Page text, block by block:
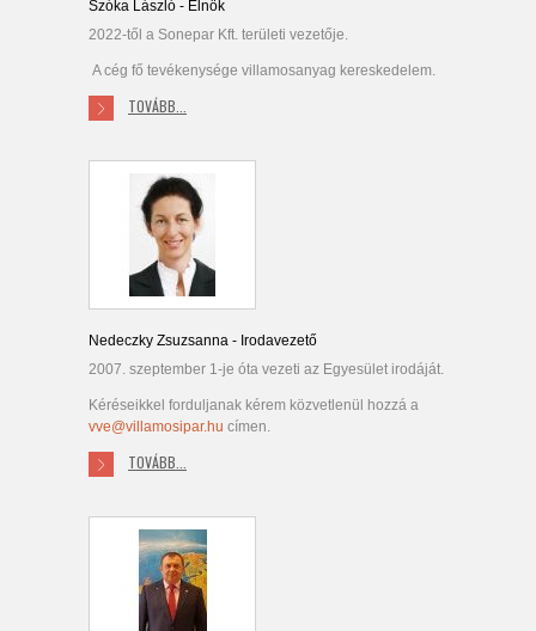
Szóka László - Elnök
2022-től a Sonepar Kft. területi vezetője.
A cég fő tevékenysége villamosanyag kereskedelem.
TOVÁBB...
Nedeczky Zsuzsanna - Irodavezető
2007. szeptember 1-je óta vezeti az Egyesület irodáját.
Kéréseikkel forduljanak kérem közvetlenül hozzá a
vve@villamosipar.hu címen.
TOVÁBB...